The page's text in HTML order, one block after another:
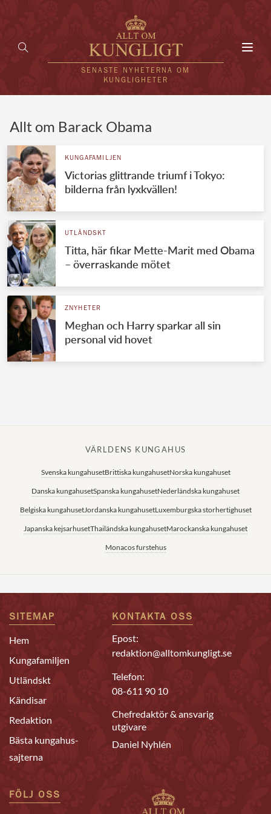
SENASTE NYHETERNA OM
KUNGLIGHETER
UTLÄNDSKT
VÄRLDENS KUNGAHUS
Svenska kungahuset
Brittiska kungahuset
Danska kungahuset
Spanska kungahuset
REDAKTION
Allt om Barack Obama
KUNGAFAMILJEN
Victorias glittrande triumf i Tokyo:
bilderna från lyxkvällen!
UTLÄNDSKT
Titta, här fikar Mette-Marit med Obama
– överraskande mötet
ZNYHETER
Meghan och Harry sparkar all sin
personal vid hovet
VÄRLDENS KUNGAHUS
Svenska kungahusetBrittiska kungahusetNorska kungahuset
Danska kungahusetSpanska kungahusetNederländska kungahuset
Belgiska kungahusetJordanska kungahusetLuxemburgska storhertighuset
Japanska kejsarhusetThailändska kungahusetMarockanska kungahuset
Monacos furstehus
SITEMAP
Hem
Kungafamiljen
Utländskt
Kändisar
Redaktion
Bästa kungahus-
sajterna
KONTAKTA OSS
Epost:
redaktion@alltomkungligt.se
Telefon:
08-611 90 10
Chefredaktör & ansvarig
utgivare
Daniel Nyhlén
FÖLJ OSS